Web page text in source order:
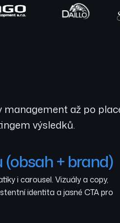
až po
výsledků.
+ brand)
i carousel. Vizuály a copy,
identita a jasné CTA pro